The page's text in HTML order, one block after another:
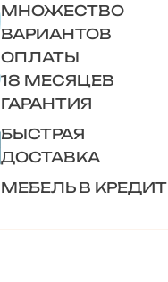
МНОЖЕСТВО
ВАРИАНТОВ
ОПЛАТЫ
18 МЕСЯЦЕВ
ГАРАНТИЯ
БЫСТРАЯ
ДОСТАВКА
МЕБЕЛЬ В КРЕДИТ